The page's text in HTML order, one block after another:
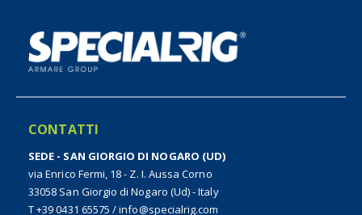
CONTATTI
SEDE - SAN GIORGIO DI NOGARO (UD)
via Enrico Fermi, 18 - Z. I. Aussa Corno
33058 San Giorgio di Nogaro (Ud) - Italy
T +39 0431 65575 /info@specialrig.com